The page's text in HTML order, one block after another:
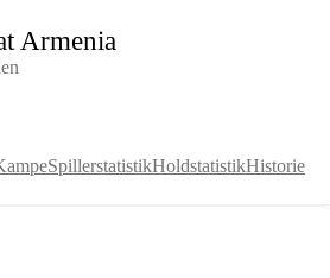
Armenia
SpillerstatistikHoldstatistikHistorie